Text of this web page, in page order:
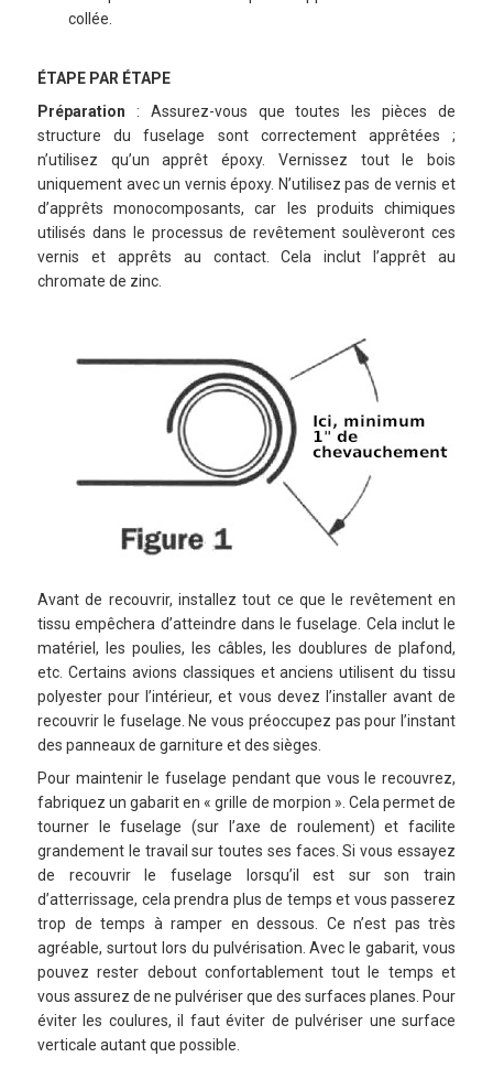
collée.
ÉTAPE PAR ÉTAPE
Préparation : Assurez-vous que toutes les pièces de
structure du fuselage sont correctement apprêtées ;
n’utilisez qu’un apprêt époxy. Vernissez tout le bois
uniquement avec un vernis époxy. N’utilisez pas de vernis et
d’apprêts monocomposants, car les produits chimiques
utilisés dans le processus de revêtement soulèveront ces
vernis et apprêts au contact. Cela inclut l’apprêt au
chromate de zinc.
Avant de recouvrir, installez tout ce que le revêtement en
tissu empêchera d’atteindre dans le fuselage. Cela inclut le
matériel, les poulies, les câbles, les doublures de plafond,
etc. Certains avions classiques et anciens utilisent du tissu
polyester pour l’intérieur, et vous devez l’installer avant de
recouvrir le fuselage. Ne vous préoccupez pas pour l’instant
des panneaux de garniture et des sièges.
Pour maintenir le fuselage pendant que vous le recouvrez,
fabriquez un gabarit en « grille de morpion ». Cela permet de
tourner le fuselage (sur l’axe de roulement) et facilite
grandement le travail sur toutes ses faces. Si vous essayez
de recouvrir le fuselage lorsqu’il est sur son train
d’atterrissage, cela prendra plus de temps et vous passerez
trop de temps à ramper en dessous. Ce n’est pas très
agréable, surtout lors du pulvérisation. Avec le gabarit, vous
pouvez rester debout confortablement tout le temps et
vous assurez de ne pulvériser que des surfaces planes. Pour
éviter les coulures, il faut éviter de pulvériser une surface
verticale autant que possible.